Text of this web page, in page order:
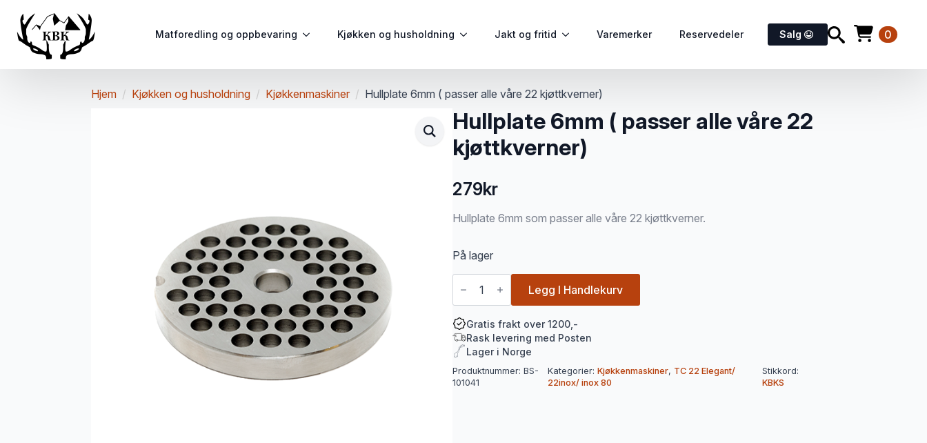
Matforedling og oppbevaring Kjøkken og husholdning Jakt og fritid Varemerker Reservedeler Salg 0
Hjem Kjøkken og husholdning Kjøkkenmaskiner Hullplate 6mm ( passer alle våre 22 kjøttkverner)
Hullplate 6mm ( passer alle våre 22
kjøttkverner)
279kr
Hullplate 6mm som passer alle våre 22 kjøttkverner.
På lager
Hullplate
6mm
(
alle
våre
22
kjøttkverner)
antall
Legg I Handlekurv
Gratis frakt over 1200,-
Rask levering med Posten
Lager i Norge
Produktnummer: BS-
101041
Kategorier:Kjøkkenmaskiner, TC 22 Elegant/
22inox/ inox 80
Stikkord:
KBKS